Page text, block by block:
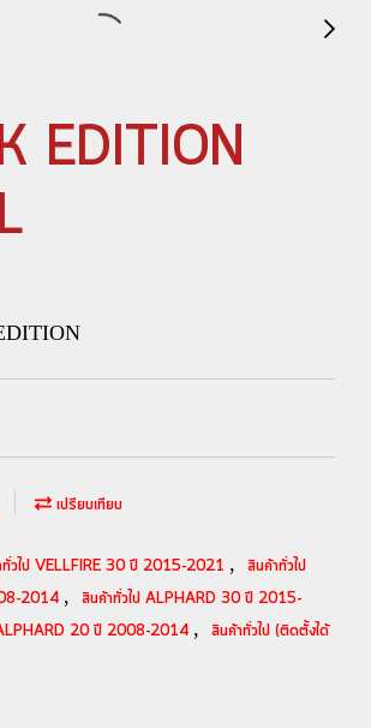
EDITION
เปรียบเทียบ
ทั่วไป VELLFIRE 30 ปี 2015-2021 , สินค้าทั่วไป
2014 , สินค้าทั่วไป ALPHARD 30 ปี 2015-
20 ปี 2008-2014 , สินค้าทั่วไป (ติดตั้งได้